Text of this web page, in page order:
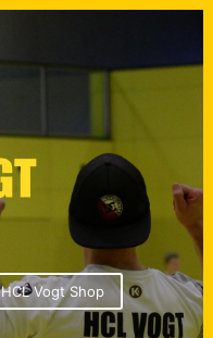
HCL Vogt Shop